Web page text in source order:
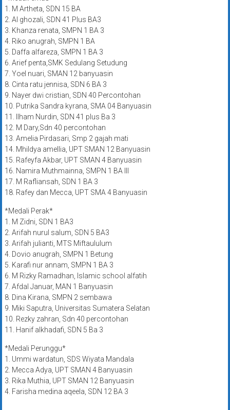
1. M Artheta, SDN 15 BA
2. Al ghozali, SDN 41 Plus BA3
3. Khanza renata, SMPN 1 BA 3
4. Riko anugrah, SMPN 1 BA
5. Daffa alfareza, SMPN 1 BA 3
6. Arief penta,SMK Sedulang Setudung
7. Yoel nuari, SMAN 12 banyuasin
8. Cinta ratu jennisa, SDN 6 BA 3
9. Nayer dwi cristian, SDN 40 Percontohan
10. Putrika Sandra kyrana, SMA 04 Banyuasin
11. Ilham Nurdin, SDN 41 plus Ba 3
12. M Dary,Sdn 40 percontohan
13. Amelia Pirdasari, Smp 2 gajah mati
14. Mhildya amellia, UPT SMAN 12 Banyuasin
15. Rafeyfa Akbar, UPT SMAN 4 Banyuasin
16. Namira Muthmainna, SMPN 1 BA III
17. M Rafliansah, SDN 1 BA 3
18. Rafey dan Mecca, UPT SMA 4 Banyuasin
*Medali Perak*
1. M Zidni, SDN 1 BA3
2. Arifah nurul salum, SDN 5 BA3
3. Arifah julianti, MTS Miftaululum
4. Dovio anugrah, SMPN 1 Betung
5. Karafi nur annam, SMPN 1 BA 3
6. M Rizky Ramadhan, Islamic school alfatih
7. Afdal Januar, MAN 1 Banyuasin
8. Dina Kirana, SMPN 2 sembawa
9. Miki Saputra, Universitas Sumatera Selatan
10. Rezky zahran, Sdn 40 percontohan
11. Hanif alkhadafi, SDN 5 Ba 3
*Medali Perunggu*
1. Ummi wardatun, SDS Wiyata Mandala
2. Mecca Adya, UPT SMAN 4 Banyuasin
3. Rika Muthia, UPT SMAN 12 Banyuasin
4. Farisha medina aqeela, SDN 12 BA 3